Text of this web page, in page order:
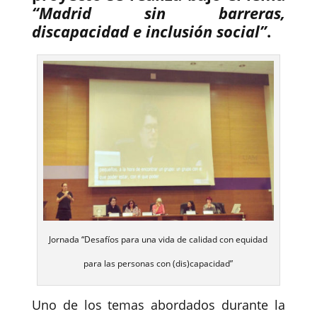
“Madrid sin barreras,
discapacidad e inclusión social”.
Jornada “Desafíos para una vida de calidad con equidad
para las personas con (dis)capacidad”
Uno de los temas abordados durante la